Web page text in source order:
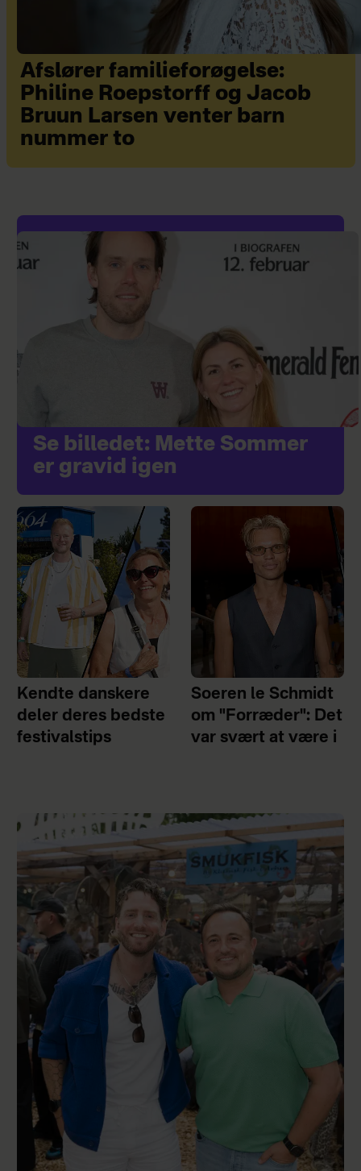
Afslører familieforøgelse:
Philine Roepstorff og Jacob
Bruun Larsen venter barn
nummer to
Se billedet: Mette Sommer
er gravid igen
Kendte danskere
deler deres bedste
festivalstips
Soeren le Schmidt
om "Forræder": Det
var svært at være i